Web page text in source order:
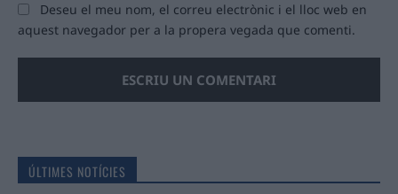
Deseu el meu nom, el correu electrònic i el lloc web en
aquest navegador per a la propera vegada que comenti.
ÚLTIMES NOTÍCIES